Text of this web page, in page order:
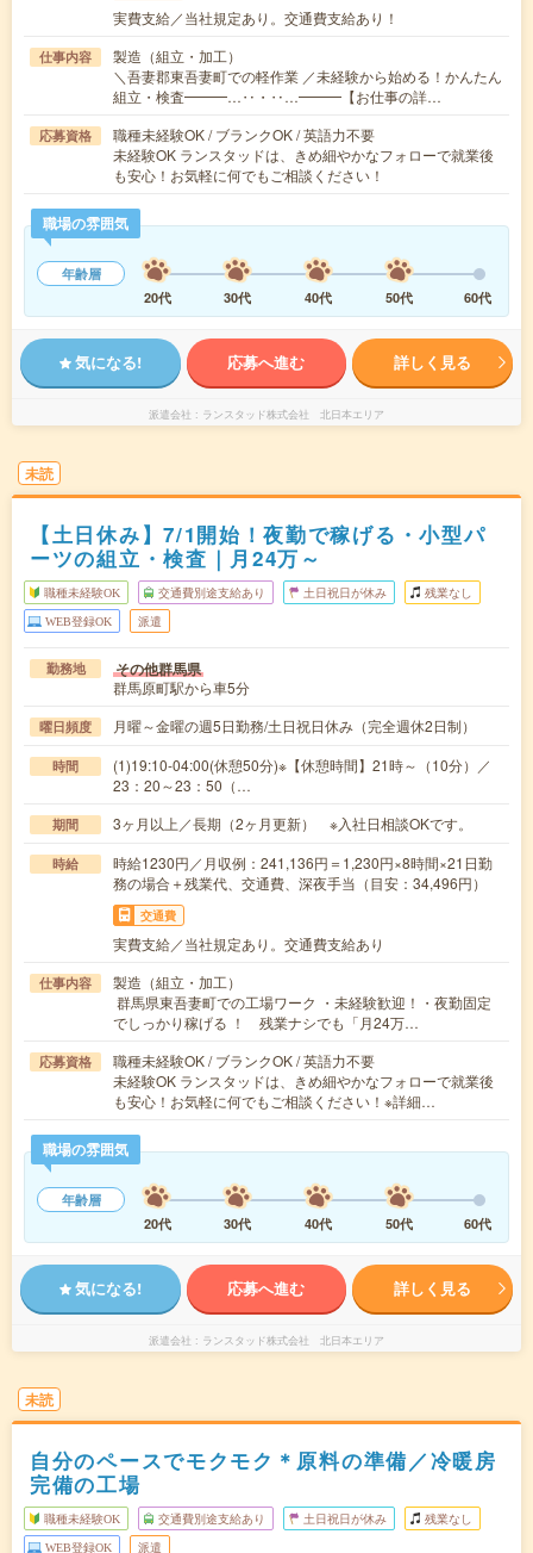
実費支給／当社規定あり。交通費支給あり！
仕事内容
製造（組立・加工）
＼吾妻郡東吾妻町での軽作業 ／未経験から始める！かんたん
組立・検査━━━…‥・‥…━━━【お仕事の詳…
応募資格
職種未経験OK / ブランクOK / 英語力不要
未経験OK ランスタッドは、きめ細やかなフォローで就業後
も安心！お気軽に何でもご相談ください！
職場の雰囲気
年齢層
20代
30代 40代 50代 60代
気になる! 応募へ進む 詳しく見る
派遣会社 ランスタッド株式会社 北日本エリア
未読
【土日休み】7/1開始！夜勤で稼げる・小型パ
ーツの組立・検査｜月24万～
職種未経験OK 交通費別途支給あり 土日祝日が休み 残業なし
WEB登録OK 派遣
勤務地 その他群馬県
群馬原町駅から車5分
曜日頻度 月曜～金曜の週5日勤務/土日祝日休み（完全週休2日制）
時間
(1)19:10-04:00(休憩50分)※【休憩時間】21時～（10分）／
23：20～23：50（…
期間 3ヶ月以上／長期（2ヶ月更新） ※入社日相談OKです。
時給
時給1230円／月収例：241,136円＝1,230円×8時間×21日勤
務の場合＋残業代、交通費、深夜手当（目安：34,496円）
交通費
実費支給／当社規定あり。交通費支給あり
仕事内容
製造（組立・加工）
群馬県東吾妻町での工場ワーク ・未経験歓迎！・夜勤固定
でしっかり稼げる ！ 残業ナシでも「月24万…
応募資格
職種未経験OK / ブランクOK / 英語力不要
未経験OK ランスタッドは、きめ細やかなフォローで就業後
も安心！お気軽に何でもご相談ください！※詳細…
職場の雰囲気
年齢層
20代
30代 40代 50代 60代
気になる! 応募へ進む 詳しく見る
派遣会社 ランスタッド株式会社 北日本エリア
未読
自分のペースでモクモク＊原料の準備／冷暖房
完備の工場
職種未経験OK 交通費別途支給あり 土日祝日が休み 残業なし
WEB登録OK 派遣